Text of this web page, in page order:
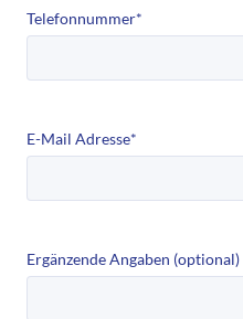
Telefonnummer*
E-Mail Adresse*
Ergänzende Angaben (optional)